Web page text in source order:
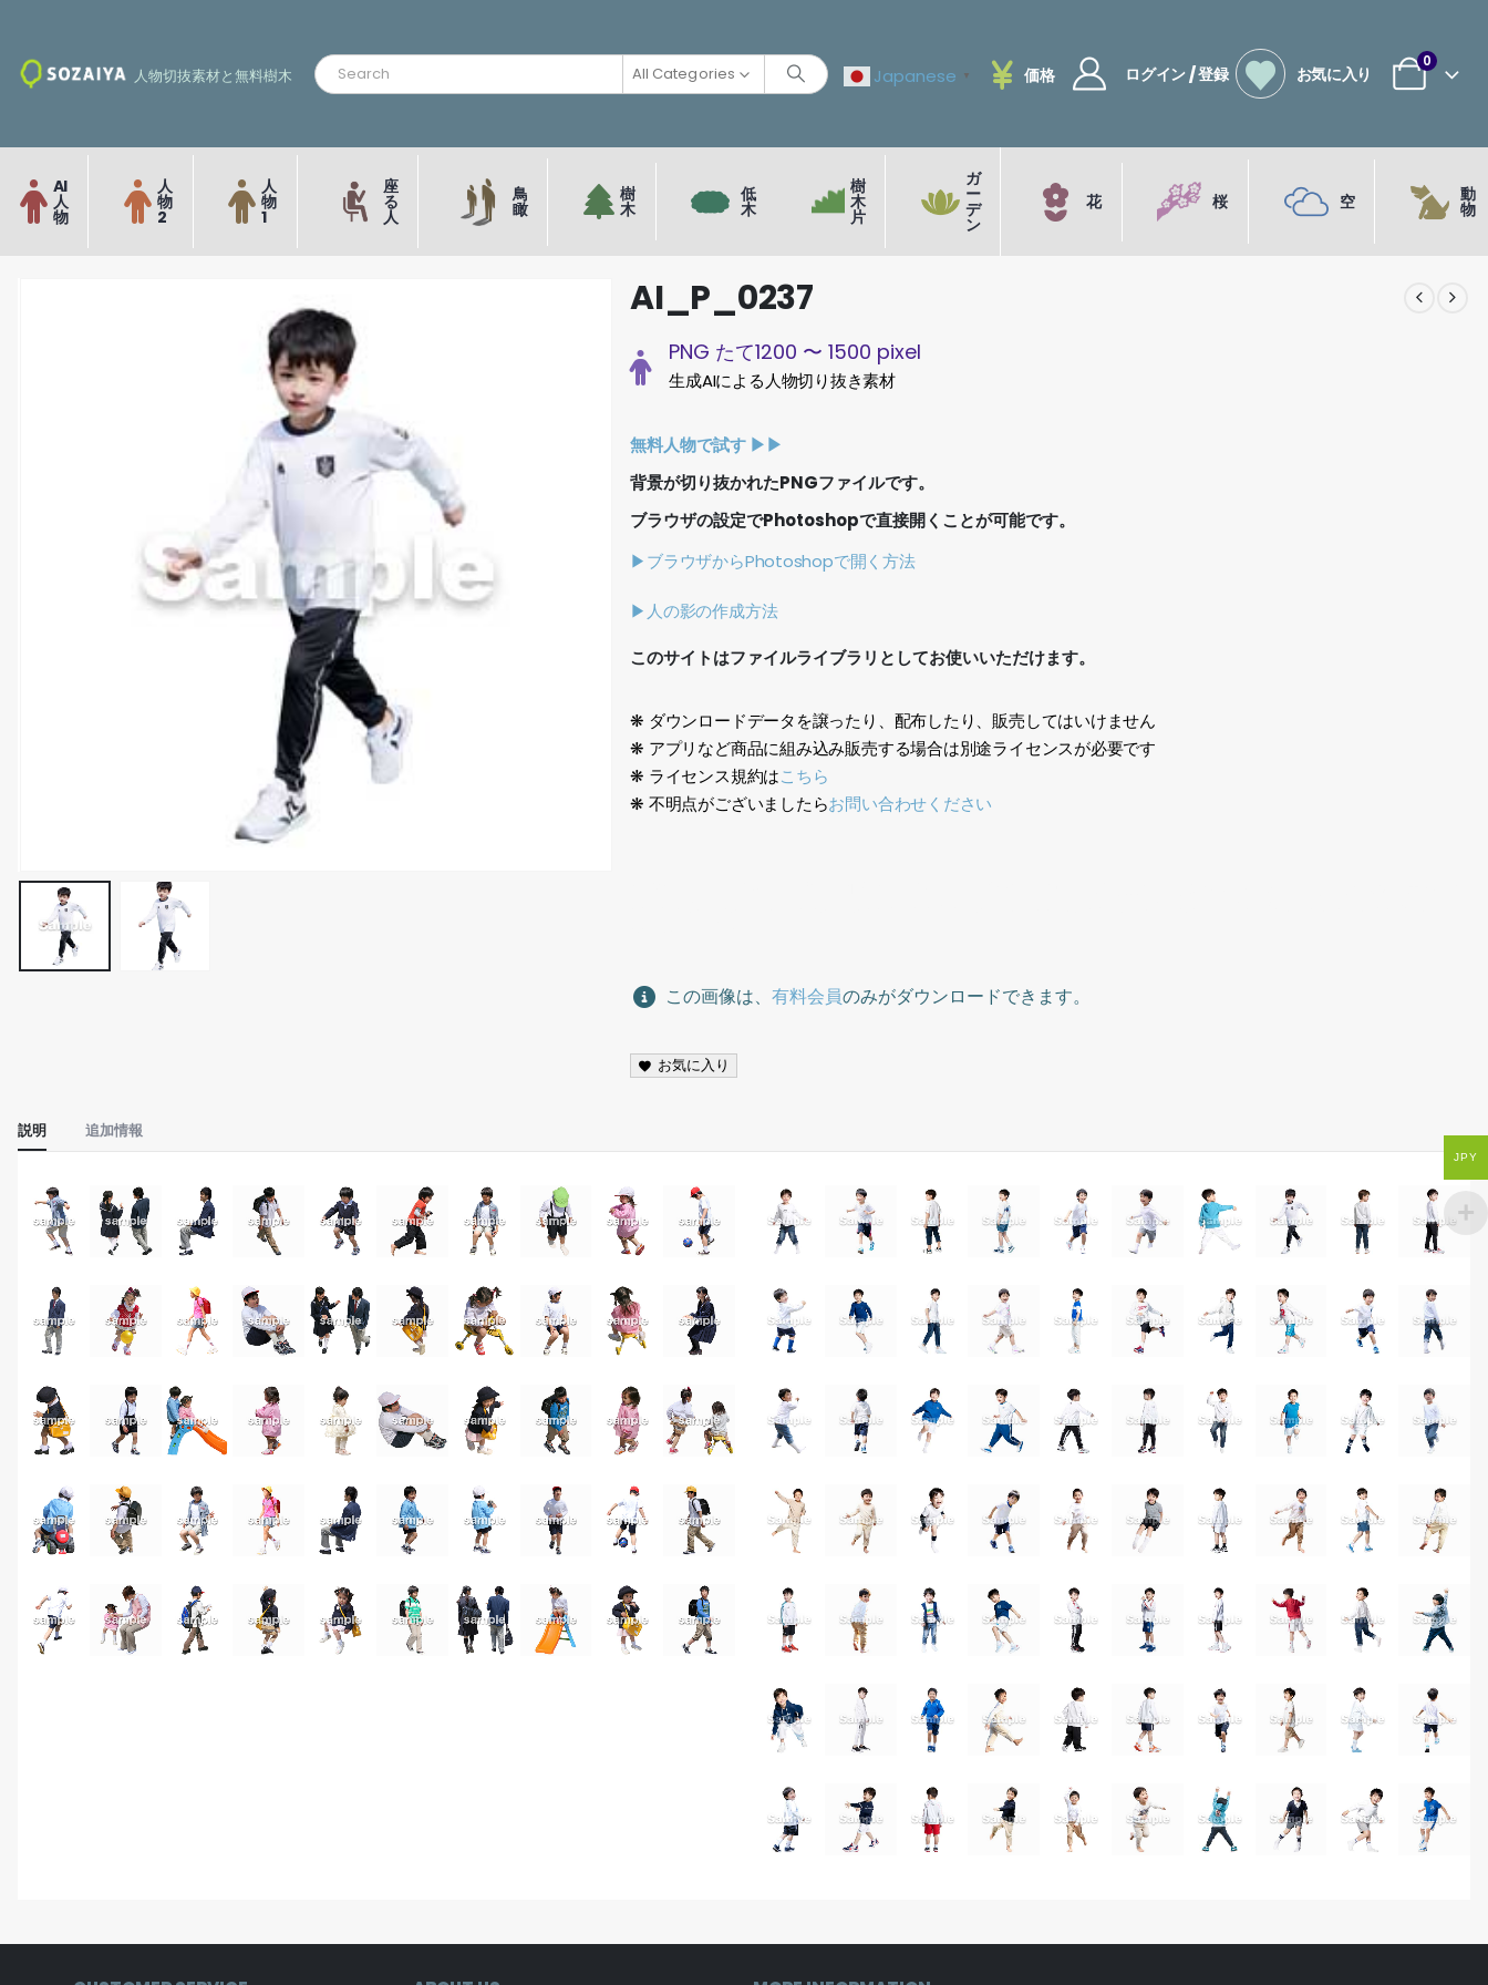
人物切抜素材と無料樹木 All Categories Japanese ▼ 価格 ログイン / 登録 お気に入り
0
AI
人
物
人
物
2
人
物
1
座
る
人
鳥
瞰
樹
木
低
木
樹
木
片
ガ
ー
デ
ン
花 桜 空 動
物
AI_P_0237
PNG たて1200 〜 1500 pixel
生成AIによる人物切り抜き素材
無料人物で試す ▶︎▶︎
背景が切り抜かれたPNGファイルです。
ブラウザの設定でPhotoshopで直接開くことが可能です。
▶ブラウザからPhotoshopで開く方法
▶人の影の作成方法
このサイトはファイルライブラリとしてお使いいただけます。
❋ ダウンロードデータを譲ったり、配布したり、販売してはいけません
❋ アプリなど商品に組み込み販売する場合は別途ライセンスが必要です
❋ ライセンス規約はこちら
❋ 不明点がございましたらお問い合わせください
この画像は、有料会員のみがダウンロードできます。
お気に入り
説明 追加情報
JPY